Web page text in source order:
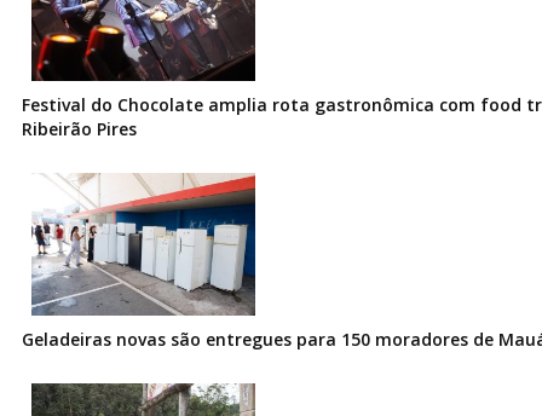
Festival do Chocolate amplia rota gastronômica com food
Ribeirão Pires
Geladeiras novas são entregues para 150 moradores de